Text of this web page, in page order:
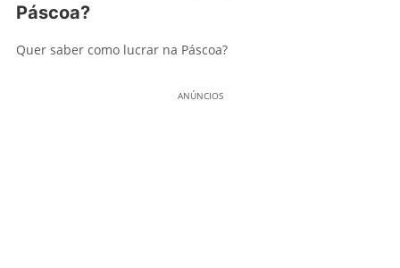
Páscoa?
Quer saber como lucrar na Páscoa?
ANÚNCIOS